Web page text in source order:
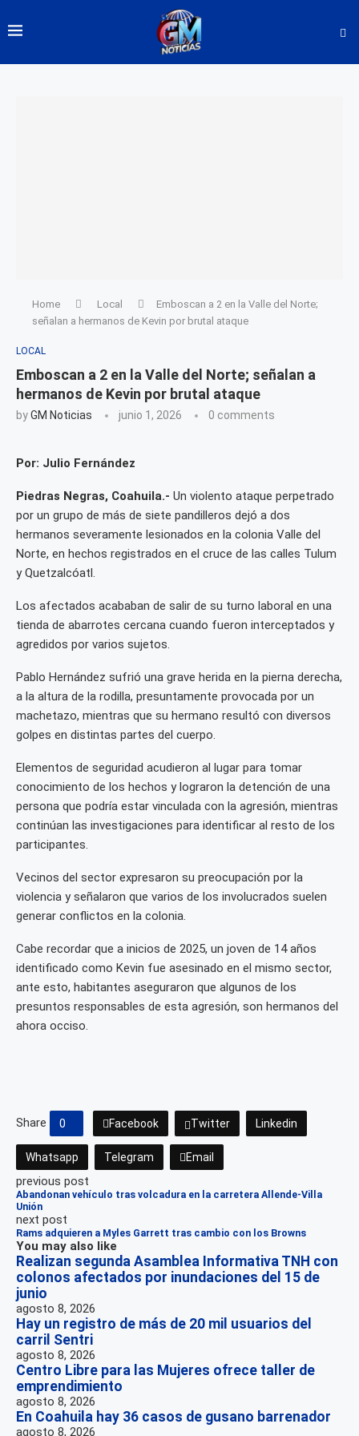
Home Local
Emboscan a 2 en la Valle del Norte;
señalan a hermanos de Kevin por brutal ataque
LOCAL
Emboscan a 2 en la Valle del Norte; señalan a
hermanos de Kevin por brutal ataque
byGM Noticias junio 1, 2026 0 comments
Por: Julio Fernández
Piedras Negras, Coahuila.- Un violento ataque perpetrado
por un grupo de más de siete pandilleros dejó a dos
hermanos severamente lesionados en la colonia Valle del
Norte, en hechos registrados en el cruce de las calles Tulum
y Quetzalcóatl.
Los afectados acababan de salir de su turno laboral en una
tienda de abarrotes cercana cuando fueron interceptados y
agredidos por varios sujetos.
Pablo Hernández sufrió una grave herida en la pierna derecha,
a la altura de la rodilla, presuntamente provocada por un
machetazo, mientras que su hermano resultó con diversos
golpes en distintas partes del cuerpo.
Elementos de seguridad acudieron al lugar para tomar
conocimiento de los hechos y lograron la detención de una
persona que podría estar vinculada con la agresión, mientras
continúan las investigaciones para identificar al resto de los
participantes.
Vecinos del sector expresaron su preocupación por la
violencia y señalaron que varios de los involucrados suelen
generar conflictos en la colonia.
Cabe recordar que a inicios de 2025, un joven de 14 años
identificado como Kevin fue asesinado en el mismo sector,
ante esto, habitantes aseguraron que algunos de los
presuntos responsables de esta agresión, son hermanos del
ahora occiso.
Share 0 Facebook Twitter Linkedin
Whatsapp Telegram Email
previous post
Abandonan vehículo tras volcadura en la carretera Allende-Villa
Unión
next post
Rams adquieren a Myles Garrett tras cambio con los Browns
You may also like
Realizan segunda Asamblea Informativa TNH con
colonos afectados por inundaciones del 15 de
junio
agosto 8, 2026
Hay un registro de más de 20 mil usuarios del
carril Sentri
agosto 8, 2026
Centro Libre para las Mujeres ofrece taller de
emprendimiento
agosto 8, 2026
En Coahuila hay 36 casos de gusano barrenador
agosto 8, 2026